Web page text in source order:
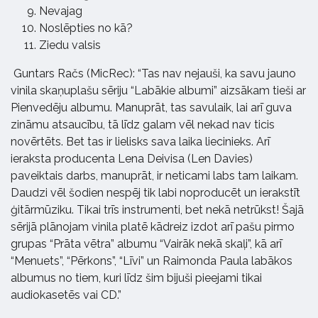
Nevajag
Noslēpties no kā?
Ziedu valsis
Guntars Račs (MicRec): “Tas nav nejauši, ka savu jauno
vinila skaņuplašu sēriju “Labākie albumi” aizsākam tieši ar
Pienvedēju albumu. Manuprāt, tas savulaik, lai arī guva
zināmu atsaucību, tā līdz galam vēl nekad nav ticis
novērtēts. Bet tas ir lielisks sava laika liecinieks. Arī
ieraksta producenta Lena Deivisa (Len Davies)
paveiktais darbs, manuprāt, ir neticami labs tam laikam.
Daudzi vēl šodien nespēj tik labi noproducēt un ierakstīt
ģitārmūziku. Tikai trīs instrumenti, bet nekā netrūkst! Šajā
sērijā plānojam vinila platē kādreiz izdot arī pašu pirmo
grupas “Prāta vētra” albumu “Vairāk nekā skaļi”, kā arī
“Menuets”, “Pērkons”, “Līvi” un Raimonda Paula labākos
albumus no tiem, kuri līdz šim bijuši pieejami tikai
audiokasetēs vai CD.”